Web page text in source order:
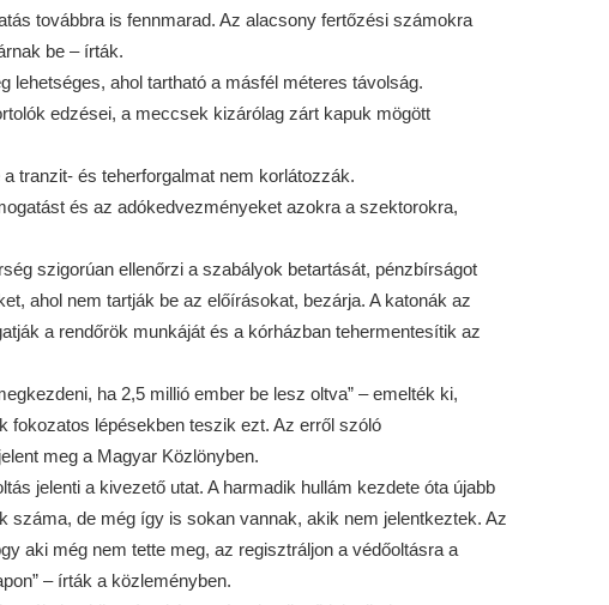
továbbra is fennmarad. Az alacsony fertőzési számokra
be – írták.
lehetséges, ahol tartható a másfél méteres távolság.
edzései, a meccsek kizárólag zárt kapuk mögött
tranzit- és teherforgalmat nem korlátozzák.
és az adókedvezményeket azokra a szektorokra,
szigorúan ellenőrzi a szabályok betartását, pénzbírságot
ahol nem tartják be az előírásokat, bezárja. A katonák az
a rendőrök munkáját és a kórházban tehermentesítik az
ha 2,5 millió ember be lesz oltva” – emelték ki,
fokozatos lépésekben teszik ezt. Az erről szóló
meg a Magyar Közlönyben.
jelenti a kivezető utat. A harmadik hullám kezdete óta újabb
száma, de még így is sokan vannak, akik nem jelentkeztek. Az
aki még nem tette meg, az regisztráljon a védőoltásra a
– írták a közleményben.